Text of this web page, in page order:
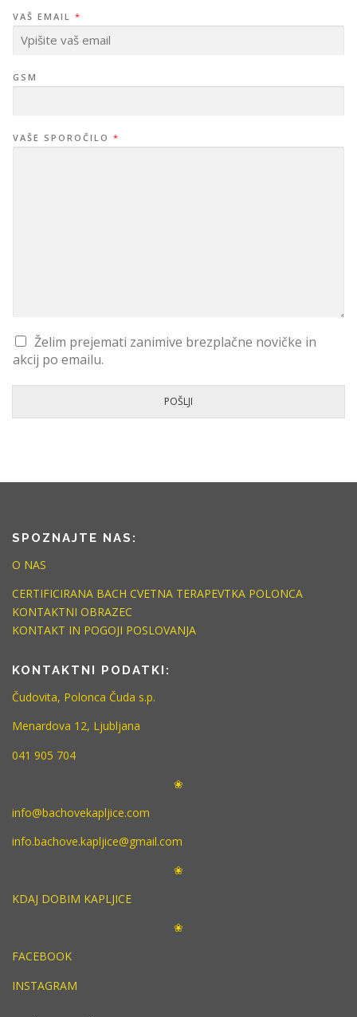
*
M
VAŠ EMAIL *
GSM
VAŠE SPOROČILO *
Želim prejemati zanimive brezplačne novičke in
akcij po emailu.
POŠLJI
SPOZNAJTE NAS:
O NAS
CERTIFICIRANA BACH CVETNA TERAPEVTKA POLONCA
KONTAKTNI OBRAZEC
KONTAKT IN POGOJI POSLOVANJA
KONTAKTNI PODATKI:
Čudovita, Polonca Čuda s.p.
Menardova 12, Ljubljana
041 905 704
❀
info@bachovekapljice.com
info.bachove.kapljice@gmail.com
❀
KDAJ DOBIM KAPLJICE
❀
FACEBOOK
INSTAGRAM